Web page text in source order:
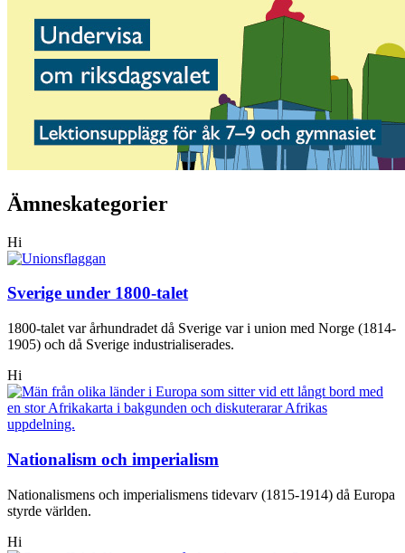
Ämneskategorier
Hi
Sverige under 1800-talet
1800-talet var århundradet då Sverige var i union med Norge (1814-
1905) och då Sverige industrialiserades.
Hi
Nationalism och imperialism
Nationalismens och imperialismens tidevarv (1815-1914) då Europa
styrde världen.
Hi